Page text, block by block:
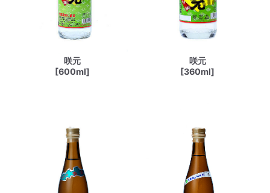
咲元
[600ml]
咲元
[360ml]